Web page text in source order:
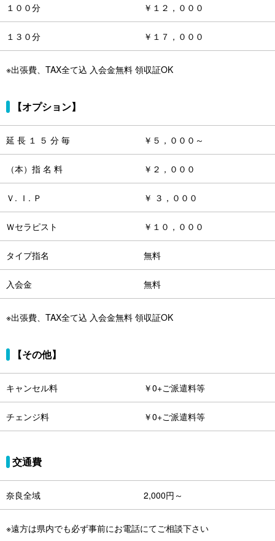
１００分 ￥１２，０００
１３０分 ￥１７，０００
※出張費、TAX全て込 入会金無料 領収証OK
【オプション】
延 長 １ ５ 分 毎 ￥５，０００～
（本）指 名 料 ￥２，０００
Ｖ. Ｉ. Ｐ ￥ ３，０００
Ｗセラピスト ￥１０，０００
タイプ指名 無料
入会金 無料
※出張費、TAX全て込 入会金無料 領収証OK
【その他】
キャンセル料 ￥0+ご派遣料等
チェンジ料 ￥0+ご派遣料等
交通費
奈良全域 2,000円～
※遠方は県内でも必ず事前にお電話にてご相談下さい